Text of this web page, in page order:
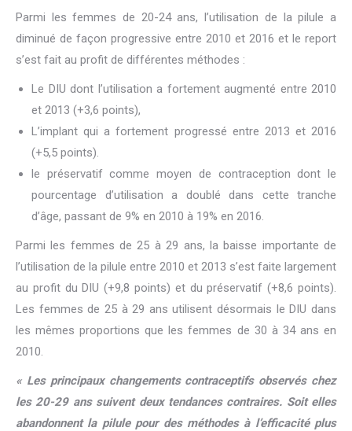
Parmi les femmes de 20-24 ans, l’utilisation de la pilule a
diminué de façon progressive entre 2010 et 2016 et le report
s’est fait au profit de différentes méthodes :
Le DIU dont l’utilisation a fortement augmenté entre 2010
et 2013 (+3,6 points),
L’implant qui a fortement progressé entre 2013 et 2016
(+5,5 points).
le préservatif comme moyen de contraception dont le
pourcentage d’utilisation a doublé dans cette tranche
d’âge, passant de 9% en 2010 à 19% en 2016.
Parmi les femmes de 25 à 29 ans, la baisse importante de
l’utilisation de la pilule entre 2010 et 2013 s’est faite largement
au profit du DIU (+9,8 points) et du préservatif (+8,6 points).
Les femmes de 25 à 29 ans utilisent désormais le DIU dans
les mêmes proportions que les femmes de 30 à 34 ans en
2010.
« Les principaux changements contraceptifs observés chez
les 20-29 ans suivent deux tendances contraires. Soit elles
abandonnent la pilule pour des méthodes à l’efficacité plus